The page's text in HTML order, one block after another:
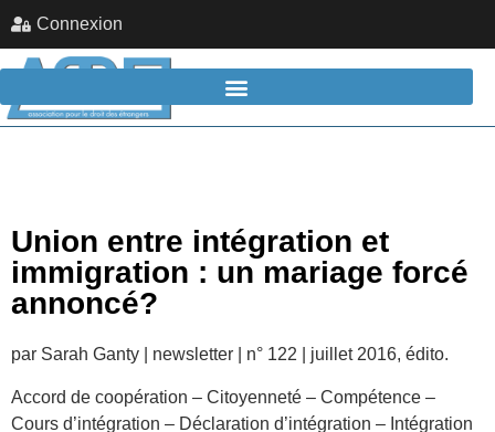
Connexion
Union entre intégration et
immigration : un mariage forcé
annoncé?
par Sarah Ganty | newsletter | n° 122 | juillet 2016, édito.
Accord de coopération – Citoyenneté – Compétence –
Cours d’intégration – Déclaration d’intégration – Intégration